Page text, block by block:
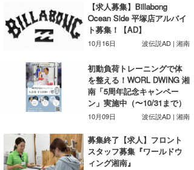
【求人募集】Billabong
Ocean Side 平塚店アルバイ
ト募集！【AD】
10月16日 波伝説AD | 湘南
初動負荷トレーニングで体
を整える！WORL DWING 湘
南「5周年記念キャンペー
ン」実施中（〜10/31まで）
10月09日 波伝説AD | 湘南
募集終了【求人】フロント
スタッフ募集『ワールドウ
ィング湘南』
Naoya Kimoto
Yasunari Inoue
Yoshiyuki Obata
DELTA FORCE SURF
メディア
Colors MAGAZINE
WAVAL
波伝説アンバサダー/プロライダー
福島寿実子
中浦“JET”章
進士剛光
波伝説スタッフ
☆加藤
Aichan
波伝説